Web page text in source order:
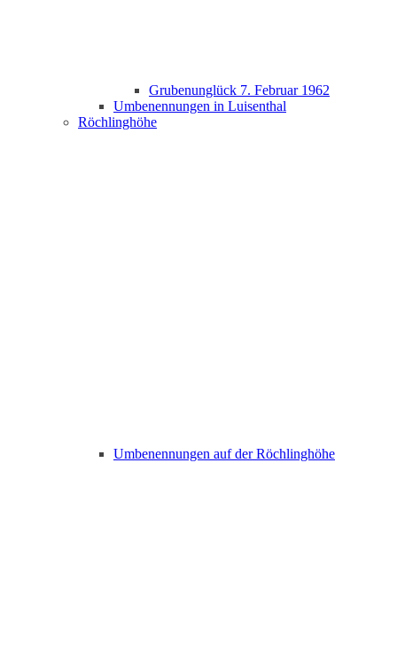
Grubenunglück 7. Februar 1962
Umbenennungen in Luisenthal
Röchlinghöhe
Umbenennungen auf der Röchlinghöhe